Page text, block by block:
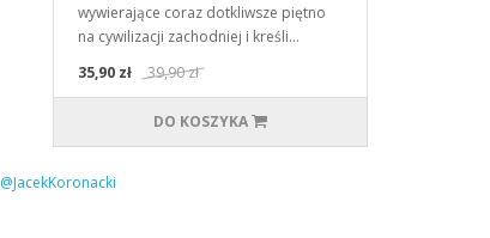
wywierające coraz dotkliwsze piętno
na cywilizacji zachodniej i kreśli…
35,90 zł
39,90 zł
DO KOSZYKA
@JacekKoronacki